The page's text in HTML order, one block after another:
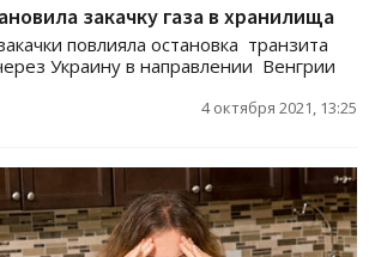
закачку газа в хранилища
повлияла остановка транзита
Украину в направлении Венгрии
4 октября 2021, 13:25